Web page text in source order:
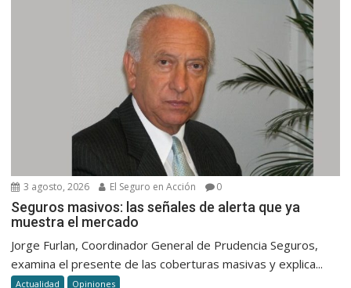
3 agosto, 2026 El Seguro en Acción 0
Seguros masivos: las señales de alerta que ya
muestra el mercado
Jorge Furlan, Coordinador General de Prudencia Seguros,
examina el presente de las coberturas masivas y explica...
Actualidad Opiniones